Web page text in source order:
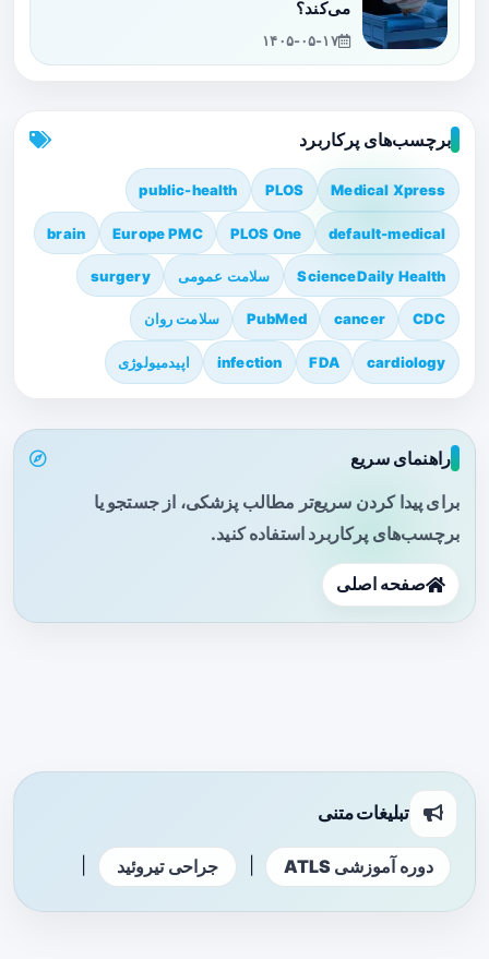
می‌کند؟
۱۴۰۵-۰۵-۱۷
برچسب‌های پرکاربرد
Medical Xpress
PLOS
public-health
default-medical
PLOS One
Europe PMC
brain
ScienceDaily Health سلامت عمومی surgery
CDC
cancer
PubMed سلامت روان
cardiology
FDA
infection اپیدمیولوژی
راهنمای سریع
برای پیدا کردن سریع‌تر مطالب پزشکی، از جستجو یا
برچسب‌های پرکاربرد استفاده کنید.
صفحه اصلی
تبلیغات متنی
دوره آموزشی ATLS جراحی تیروئید